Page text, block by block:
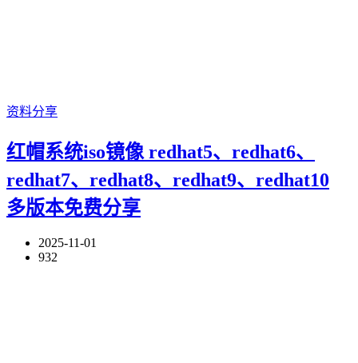
资料分享
红帽系统iso镜像 redhat5、redhat6、
redhat7、redhat8、redhat9、redhat10
多版本免费分享
2025-11-01
932